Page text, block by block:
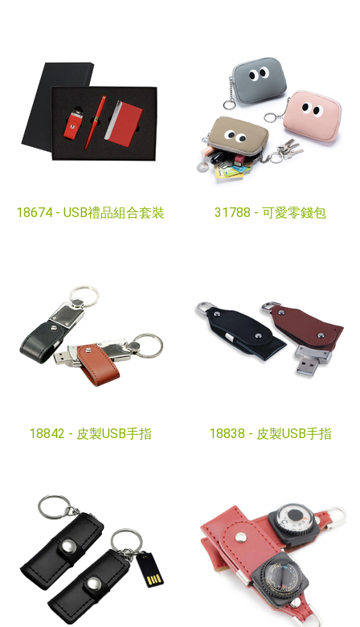
18674 - USB禮品組合套裝 31788 - 可愛零錢包
18842 - 皮製USB手指 18838 - 皮製USB手指